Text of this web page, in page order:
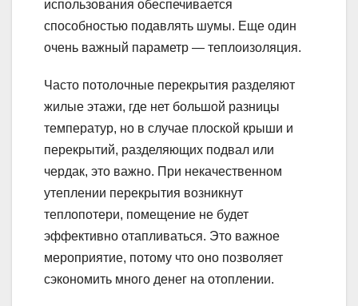
использования обеспечивается
способностью подавлять шумы. Еще один
очень важный параметр — теплоизоляция.
Часто потолочные перекрытия разделяют
жилые этажи, где нет большой разницы
температур, но в случае плоской крыши и
перекрытий, разделяющих подвал или
чердак, это важно. При некачественном
утеплении перекрытия возникнут
теплопотери, помещение не будет
эффективно отапливаться. Это важное
мероприятие, потому что оно позволяет
сэкономить много денег на отоплении.